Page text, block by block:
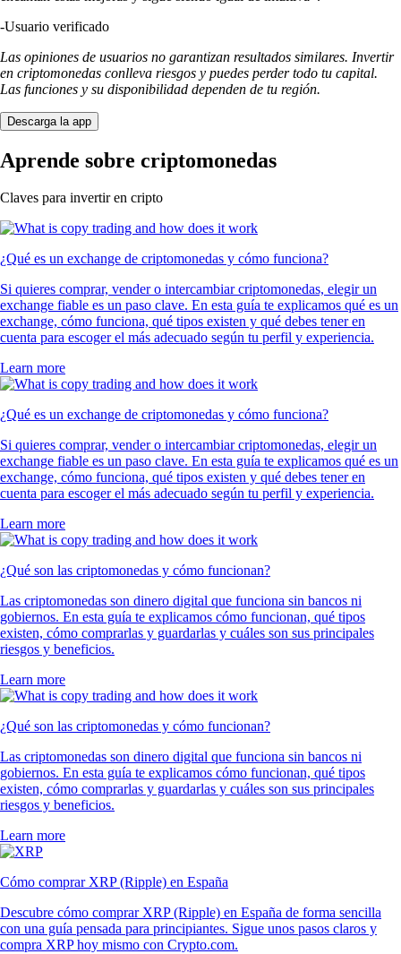
-Usuario verificado
Las opiniones de usuarios no garantizan resultados similares. Invertir
en criptomonedas conlleva riesgos y puedes perder todo tu capital.
Las funciones y su disponibilidad dependen de tu región.
Descarga la app
Aprende sobre criptomonedas
Claves para invertir en cripto
¿Qué es un exchange de criptomonedas y cómo funciona?
Si quieres comprar, vender o intercambiar criptomonedas, elegir un
exchange fiable es un paso clave. En esta guía te explicamos qué es un
exchange, cómo funciona, qué tipos existen y qué debes tener en
cuenta para escoger el más adecuado según tu perfil y experiencia.
Learn more
¿Qué es un exchange de criptomonedas y cómo funciona?
Si quieres comprar, vender o intercambiar criptomonedas, elegir un
exchange fiable es un paso clave. En esta guía te explicamos qué es un
exchange, cómo funciona, qué tipos existen y qué debes tener en
cuenta para escoger el más adecuado según tu perfil y experiencia.
Learn more
¿Qué son las criptomonedas y cómo funcionan?
Las criptomonedas son dinero digital que funciona sin bancos ni
gobiernos. En esta guía te explicamos cómo funcionan, qué tipos
existen, cómo comprarlas y guardarlas y cuáles son sus principales
riesgos y beneficios.
Learn more
¿Qué son las criptomonedas y cómo funcionan?
Las criptomonedas son dinero digital que funciona sin bancos ni
gobiernos. En esta guía te explicamos cómo funcionan, qué tipos
existen, cómo comprarlas y guardarlas y cuáles son sus principales
riesgos y beneficios.
Learn more
Cómo comprar XRP (Ripple) en España
Descubre cómo comprar XRP (Ripple) en España de forma sencilla
con una guía pensada para principiantes. Sigue unos pasos claros y
compra XRP hoy mismo con Crypto.com.